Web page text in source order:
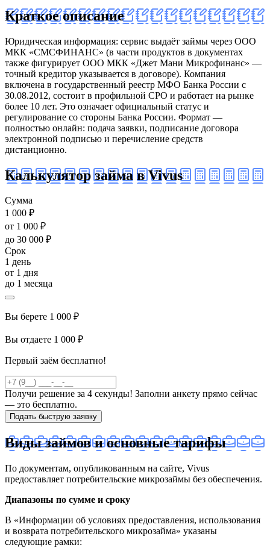
Краткое описание
Юридическая информация: сервис выдаёт займы через ООО
МКК «СМСФИНАНС» (в части продуктов в документах
также фигурирует ООО МКК «Джет Мани Микрофинанс» —
точный кредитор указывается в договоре). Компания
включена в государственный реестр МФО Банка России с
30.08.2012, состоит в профильной СРО и работает на рынке
более 10 лет. Это означает официальный статус и
регулирование со стороны Банка России. Формат —
полностью онлайн: подача заявки, подписание договора
электронной подписью и перечисление средств
дистанционно.
Калькулятор займа в Vivus
Сумма
1 000 ₽
от 1 000 ₽
до 30 000 ₽
Срок
1 день
от 1 дня
до 1 месяца
Вы берете 1 000 ₽
Вы отдаете 1 000 ₽
Первый заём бесплатно!
Получи решение за 4 секунды! Заполни анкету прямо сейчас
— это бесплатно.
Подать быструю заявку
Виды займов и основные тарифы
По документам, опубликованным на сайте, Vivus
предоставляет потребительские микрозаймы без обеспечения.
Диапазоны по сумме и сроку
В «Информации об условиях предоставления, использования
и возврата потребительского микрозайма» указаны
следующие рамки: